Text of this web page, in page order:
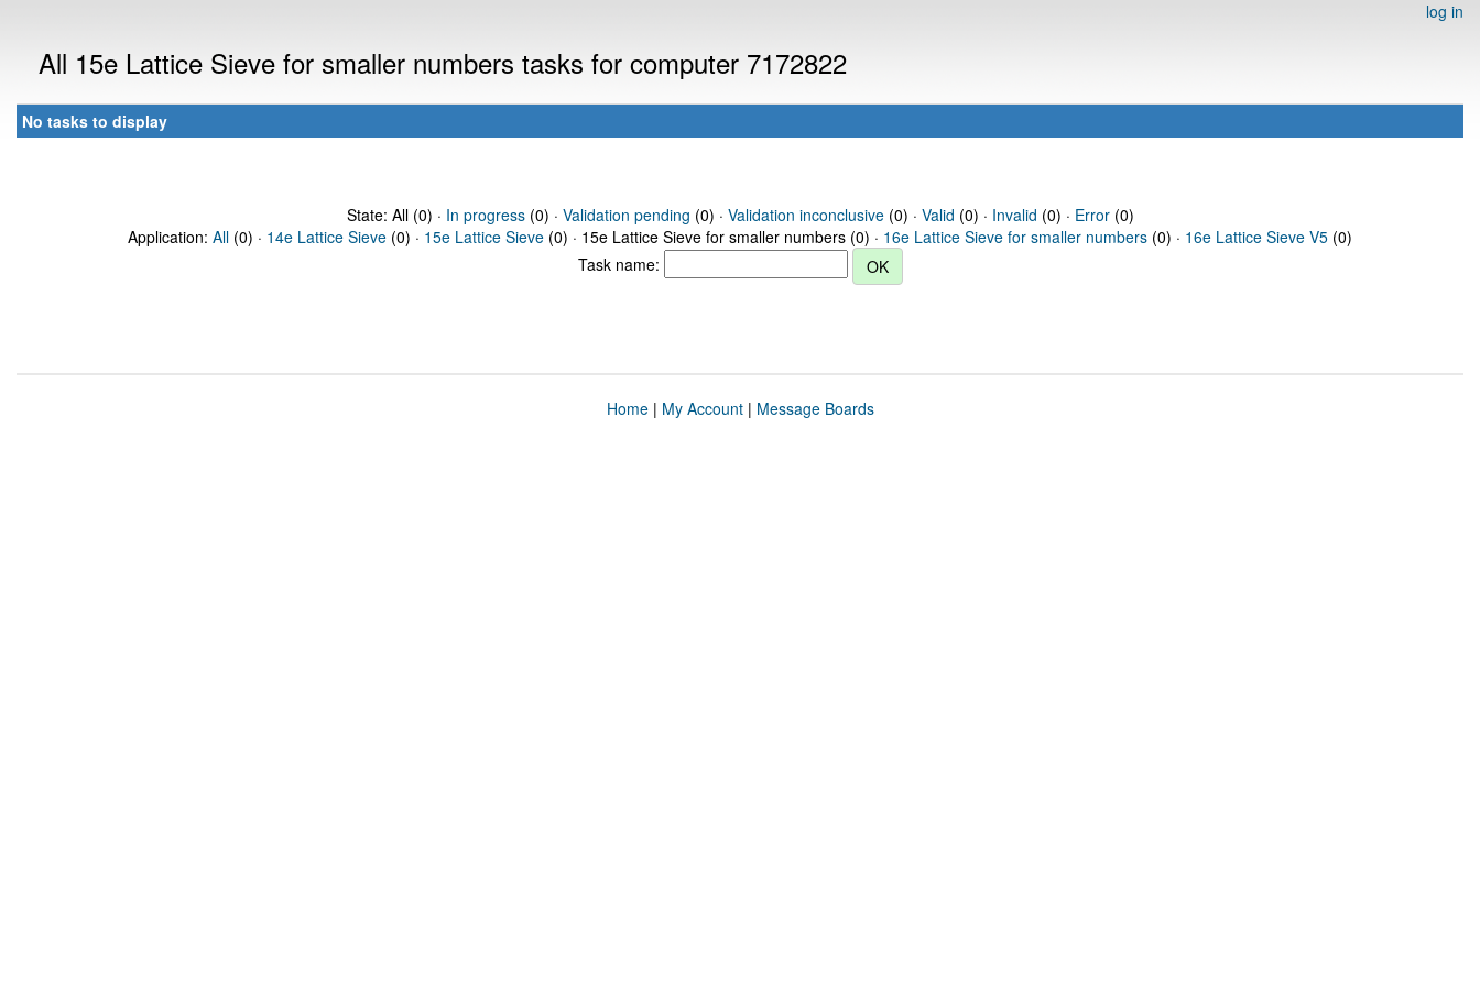
log in
All 15e Lattice Sieve for smaller numbers tasks for computer 7172822
No tasks to display
State: All (0) · In progress(0) · Validation pending (0) · Validation inconclusive(0) · Valid (0) · Invalid (0) · Error(0)
Application: All (0) · 14e Lattice Sieve (0) · 15e Lattice Sieve (0) · 15e Lattice Sieve for smaller numbers (0) · 16e Lattice Sieve for smaller numbers (0) · 16e Lattice Sieve V5 (0)
Task name:
Home| My Account| Message Boards